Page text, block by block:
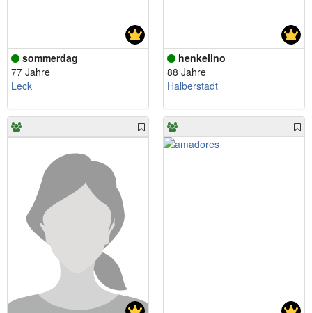
sommerdag
77 Jahre
Leck
henkelino
88 Jahre
Halberstadt